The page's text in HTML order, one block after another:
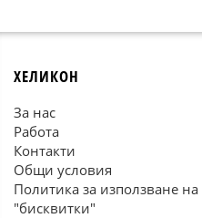
ХЕЛИКОН
За нас
Работа
Контакти
Общи условия
Политика за използване на
"бисквитки"